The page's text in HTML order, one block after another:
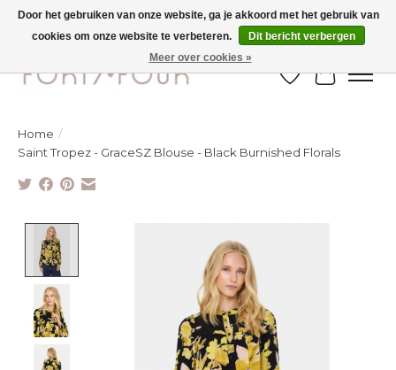
Ontdek de nieuwe najaarscollectie nu in de winkel - selectie online
Verlanglijst
Home /
Saint Tropez - GraceSZ Blouse - Black Burnished Florals
Door het gebruiken van onze website, ga je akkoord met het gebruik van
cookies om onze website te verbeteren.
Dit bericht verbergen
Meer over cookies »